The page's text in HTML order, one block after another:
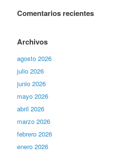
Comentarios recientes
Archivos
agosto 2026
julio 2026
junio 2026
mayo 2026
abril 2026
marzo 2026
febrero 2026
enero 2026